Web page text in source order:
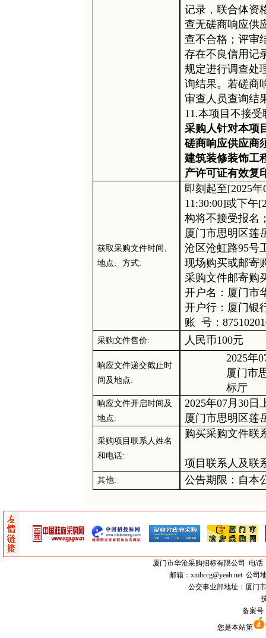
记录，联合体资
查无磋商响应供
查不合格；评审
存在不良信用记
规定进行调查处
询结果。若磋商
审查人员查询结
11.本项目不接
采购人针对本项
磋商响应供应商
建筑装修装饰工
产许可证有效复
获取采购文件时间、
地点、方式:
即刻起至[2025年
11:30:00]或下午
构将不接受报名
厦门市思明区莲
沧区沧虹路95号
现场购买或邮寄
采购文件邮寄购
开户名：厦门市
开户行：厦门银
账 号：
采购文件售价: 人民币100元
响应文件递交截止时
间 及地点:
2025年0
厦门市
标厅
响应文件开启时间及
地点:
2025年07月 30 日
厦门市思明区莲
采购项目联系人姓名
和电话:
购买采购文件联
项目联系人及联
其他: 公告期限：自本
厦门市华沧采购招标有限公司
电话
邮箱： xmhccg@yeah.net公司地
公交事业部地址：厦门
备案
您是本站第